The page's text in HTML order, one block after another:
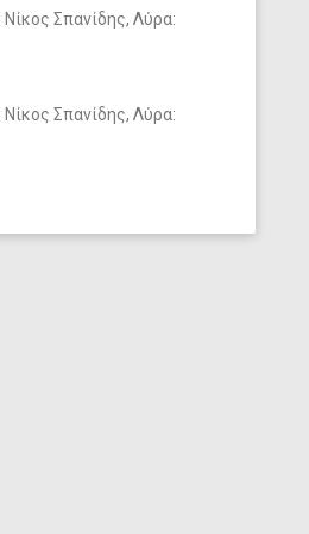
Σπανίδης, Λύρα:
Σπανίδης, Λύρα: